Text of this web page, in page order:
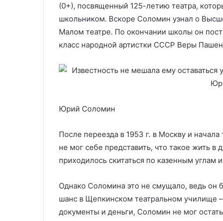
(0+), посвященный 125-летию театра,
школьником. Вскоре Соломин узнал о
Малом театре. По окончании школы он
класс народной артистки СССР Веры
Юрий Соломин
После переезда в 1953 г. в Москву и
не мог себе представить, что такое жить
приходилось скитаться по казенным углам
Однако Соломина это не смущало, ведь он
шанс в Щепкинском театральном училище –
документы и деньги, Соломин не мог